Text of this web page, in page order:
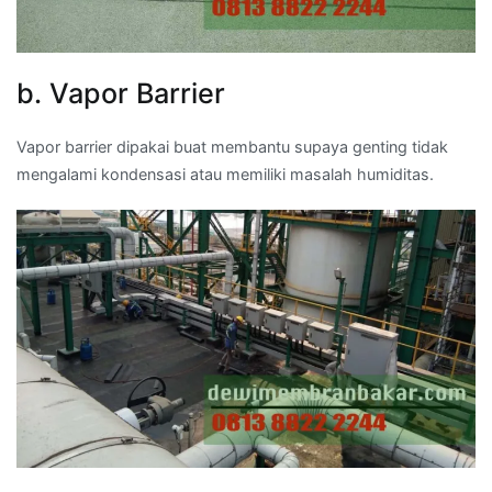
b. Vapor Barrier
Vapor barrier dipakai buat membantu supaya genting tidak
mengalami kondensasi atau memiliki masalah humiditas.